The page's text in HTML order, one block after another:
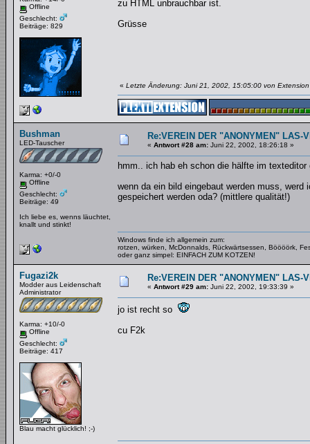
Offline
Geschlecht:
Beiträge: 829
zu HTML unbrauchbar ist.
Grüsse
« Letzte Änderung: Juni 21, 2002, 15:05:00 von Extension
Bushman
LED-Tauscher
Karma: +0/-0
Offline
Geschlecht:
Beiträge: 49
Ich liebe es, wenns läuchtet,
knallt und stinkt!
Re:VEREIN DER "ANONYMEN" LAS-
« Antwort #28 am: Juni 22, 2002, 18:26:18 »
hmm.. ich hab eh schon die hälfte im
wenn da ein bild eingebaut werden muss,
gespeichert werden oda? (mittlere qualität!)
Windows finde ich allgemein zum:
rotzen, würken, McDonnalds, Rückwärtsessen, Böööörk,
oder ganz simpel: EINFACH ZUM KOTZEN!
Fugazi2k
Modder aus Leidenschaft
Administrator
Karma: +10/-0
Offline
Geschlecht:
Beiträge: 417
Blau macht glücklich! ;-)
Re:VEREIN DER "ANONYMEN" LAS-
« Antwort #29 am: Juni 22, 2002, 19:33:39 »
jo ist recht so
cu F2k